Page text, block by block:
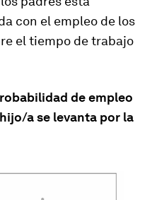
con el empleo de los
el tiempo de trabajo
de empleo
a se levanta por la